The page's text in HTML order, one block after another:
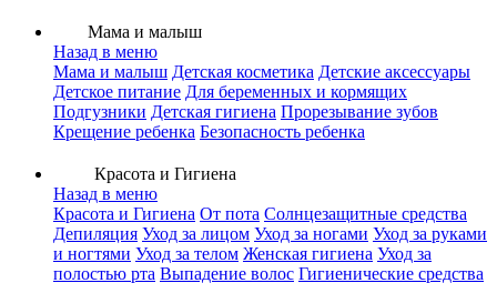
Мама и малыш
Назад в меню
Мама и малыш Детская косметика Детские аксессуары
Детское питание Для беременных и кормящих
Подгузники Детская гигиена Прорезывание зубов
Крещение ребенка Безопасность ребенка
Красота и Гигиена
Назад в меню
Красота и Гигиена От пота Солнцезащитные средства
Депиляция Уход за лицом Уход за ногами Уход за руками
и ногтями Уход за телом Женская гигиена Уход за
полостью рта Выпадение волос Гигиенические средства